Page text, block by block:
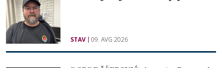
STAV 09. AVG 2026